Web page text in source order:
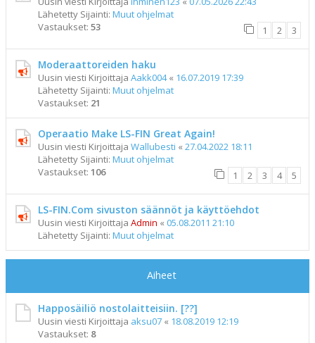
Lähetetty Sijainti: Muut ohjelmat
Vastaukset: 53 1 2 3
Moderaattoreiden haku
Uusin viesti Kirjoittaja Aakk004« 16.07.2019 17:39
Lähetetty Sijainti: Muut ohjelmat
Vastaukset: 21
Operaatio Make LS-FIN Great Again!
Uusin viesti Kirjoittaja Wallubesti « 27.04.2022 18:11
Lähetetty Sijainti: Muut ohjelmat
Vastaukset: 106 1 2 3 4 5
LS-FIN.Com sivuston säännöt ja käyttöehdot
Uusin viesti Kirjoittaja Admin « 05.08.2011 21:10
Lähetetty Sijainti: Muut ohjelmat
Aiheet
Happosäiliö nostolaitteisiin. [??]
Uusin viesti Kirjoittaja aksu07 « 18.08.2019 12:19
Vastaukset: 8